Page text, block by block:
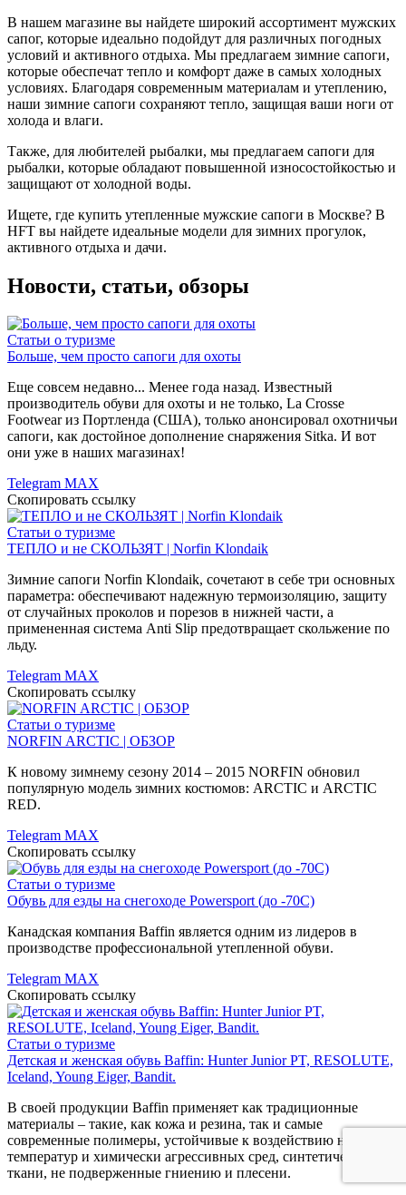
В нашем магазине вы найдете широкий ассортимент мужских
сапог, которые идеально подойдут для различных погодных
условий и активного отдыха. Мы предлагаем зимние сапоги,
которые обеспечат тепло и комфорт даже в самых холодных
условиях. Благодаря современным материалам и утеплению,
наши зимние сапоги сохраняют тепло, защищая ваши ноги от
холода и влаги.
Также, для любителей рыбалки, мы предлагаем сапоги для
рыбалки, которые обладают повышенной износостойкостью и
защищают от холодной воды.
Ищете, где купить утепленные мужские сапоги в Москве? В
HFT вы найдете идеальные модели для зимних прогулок,
активного отдыха и дачи.
Новости, статьи, обзоры
Статьи о туризме
Больше, чем просто сапоги для охоты
Еще совсем недавно... Менее года назад. Известный
производитель обуви для охоты и не только, La Crosse
Footwear из Портленда (США), только анонсировал охотничьи
сапоги, как достойное дополнение снаряжения Sitka. И вот
они уже в наших магазинах!
Telegram MAX
Скопировать ссылку
Статьи о туризме
ТЕПЛО и не СКОЛЬЗЯТ | Norfin Klondaik
Зимние сапоги Norfin Klondaik, сочетают в себе три основных
параметра: обеспечивают надежную термоизоляцию, защиту
от случайных проколов и порезов в нижней части, а
примененная система Anti Slip предотвращает скольжение по
льду.
Telegram MAX
Скопировать ссылку
Статьи о туризме
NORFIN ARCTIC | ОБЗОР
К новому зимнему сезону 2014 – 2015 NORFIN обновил
популярную модель зимних костюмов: ARCTIC и ARCTIC
RED.
Telegram MAX
Скопировать ссылку
Статьи о туризме
Обувь для езды на снегоходе Powersport (до -70C)
Канадская компания Baffin является одним из лидеров в
производстве профессиональной утепленной обуви.
Telegram MAX
Скопировать ссылку
Статьи о туризме
Детская и женская обувь Baffin: Hunter Junior PT, RESOLUTE,
Iceland, Young Eiger, Bandit.
В своей продукции Baffin применяет как традиционные
материалы – такие, как кожа и резина, так и самые
современные полимеры, устойчивые к воздействию низких
температур и химически агрессивных сред, синтетические
ткани, не подверженные гниению и плесени.